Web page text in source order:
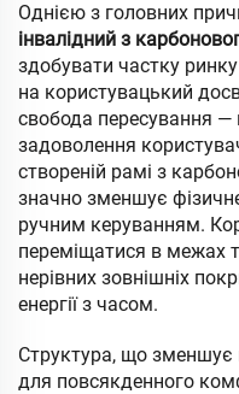
Однією з головних
інвалідний з
здобувати частку
на користувацький
свобода пересування —
задоволення
створеній рамі з
значно зменшує
ручним керуванням.
переміщатися в межах
нерівних зовнішніх
енергії з часом.
Структура, що зменшує
для повсякденного